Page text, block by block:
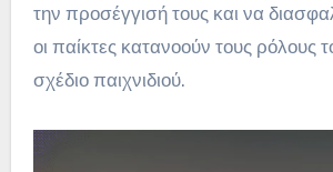
την προσέγγισή τους και να
οι παίκτες κατανοούν τους ρόλους
σχέδιο παιχνιδιού.